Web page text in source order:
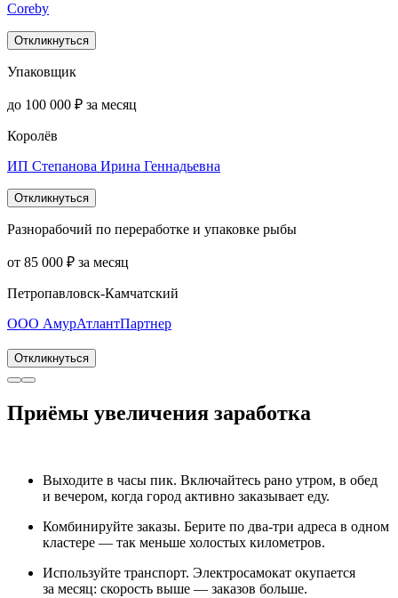
Coreby
Откликнуться
Упаковщик
до 100 000 ₽ за месяц
Королёв
ИП Степанова Ирина Геннадьевна
Откликнуться
Разнорабочий по переработке и упаковке рыбы
от 85 000 ₽ за месяц
Петропавловск-Камчатский
ООО АмурАтлантПартнер
Откликнуться
Приёмы увеличения заработка
Выходите в часы пик. Включайтесь рано утром, в обед
и вечером, когда город активно заказывает еду.
Комбинируйте заказы. Берите по два-три адреса в одном
кластере — так меньше холостых километров.
Используйте транспорт. Электросамокат окупается
за месяц: скорость выше — заказов больше.